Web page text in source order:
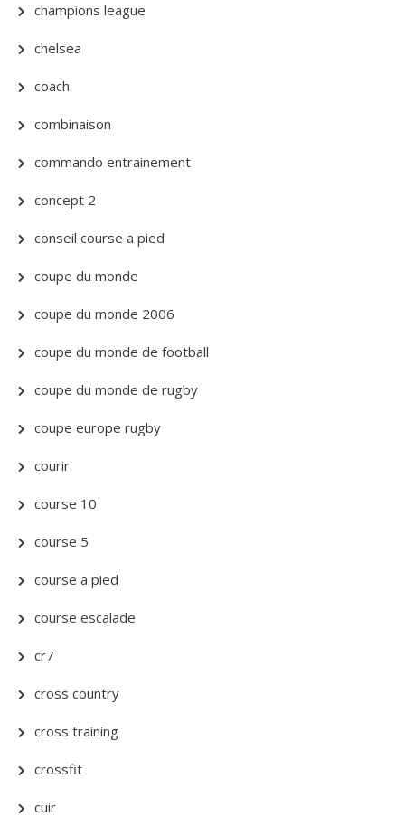
champions league
chelsea
coach
combinaison
commando entrainement
concept 2
conseil course a pied
coupe du monde
coupe du monde 2006
coupe du monde de football
coupe du monde de rugby
coupe europe rugby
courir
course 10
course 5
course a pied
course escalade
cr7
cross country
cross training
crossfit
cuir